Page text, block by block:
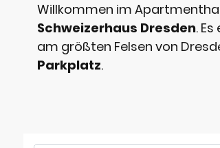
Willkommen im
Schweizerhaus Dresden.
am größten Felsen von
Parkplatz.